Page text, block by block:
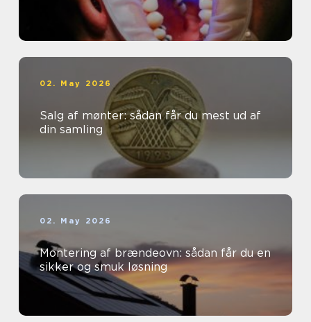
02. May 2026
Salg af mønter: sådan får du mest ud af
din samling
02. May 2026
Montering af brændeovn: sådan får du en
sikker og smuk løsning